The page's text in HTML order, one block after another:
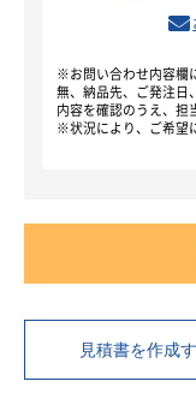
※お問い合わせ内容欄
無、納品先、ご発注日
内容を確認のうえ、担
※状況により、ご希望
見積書を作成